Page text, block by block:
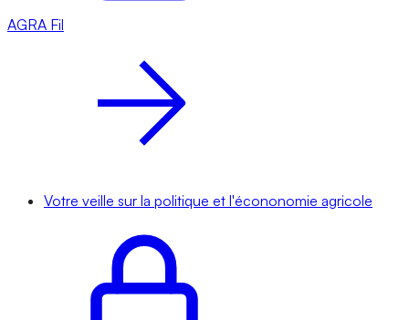
AGRA Fil
Votre veille sur la politique et l'écononomie agricole